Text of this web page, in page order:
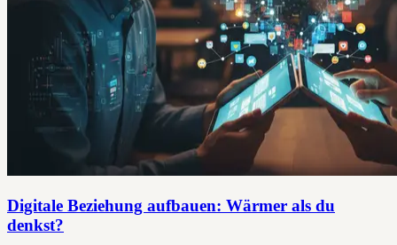
Digitale Beziehung aufbauen: Wärmer als du
denkst?